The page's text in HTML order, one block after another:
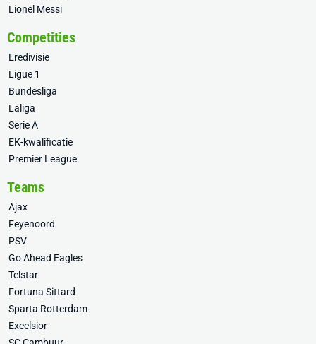
Lionel Messi
Competities
Eredivisie
Ligue 1
Bundesliga
Laliga
Serie A
EK-kwalificatie
Premier League
Teams
Ajax
Feyenoord
PSV
Go Ahead Eagles
Telstar
Fortuna Sittard
Sparta Rotterdam
Excelsior